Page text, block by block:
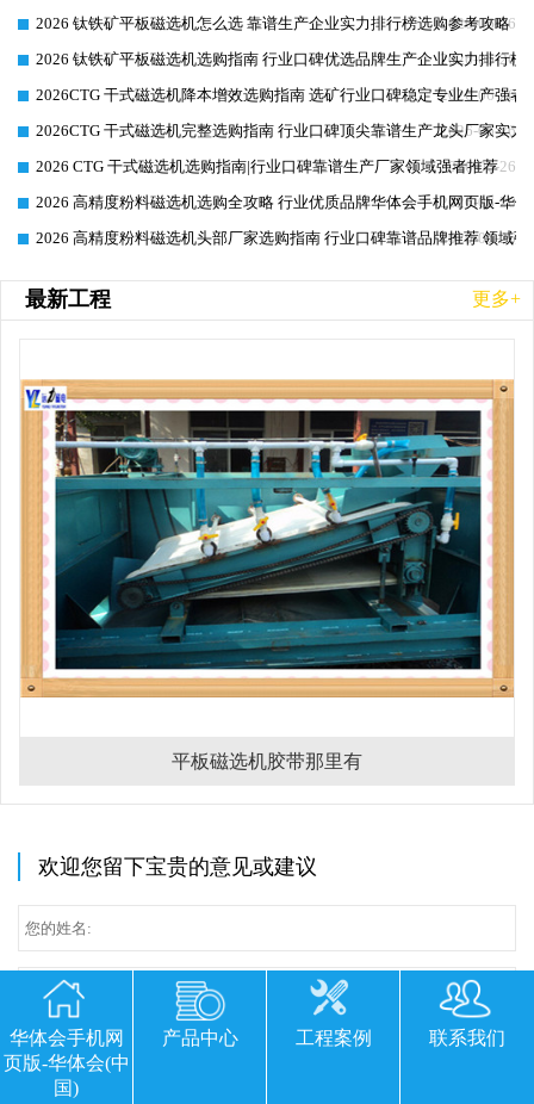
2026-06-26
2026 钛铁矿平板磁选机怎么选 靠谱生产企业实力排行榜选购参考攻略
2026-06-26
2026 钛铁矿平板磁选机选购指南 行业口碑优选品牌生产企业实力排行榜
2026-06-26
2026CTG 干式磁选机降本增效选购指南 选矿行业口碑稳定专业生产强者
2026-06-26
2026CTG 干式磁选机完整选购指南 行业口碑顶尖靠谱生产龙头厂家实力
2026-06-26
2026 CTG 干式磁选机选购指南|行业口碑靠谱生产厂家领域强者推荐
2026-06-26
2026 高精度粉料磁选机选购全攻略 行业优质品牌华体会手机网页版-华
2026-06-26
2026 高精度粉料磁选机头部厂家选购指南 行业口碑靠谱品牌推荐 领域
最新工程 更多+
平板磁选机胶带那里有
欢迎您留下宝贵的意见或建议
华体会手机网
页版-华体会(中
国)
产品中心 工程案例 联系我们